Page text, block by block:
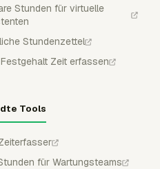
Stunden für virtuelle
Stundenzettel
Zeit erfassen
Tools
für Wartungsteams